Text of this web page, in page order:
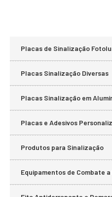
Placas de Sinalização
Placas Sinalização Diversas
Placas Sinalização em
Placas e Adesivos
Produtos para Sinalização
Equipamentos de Combate